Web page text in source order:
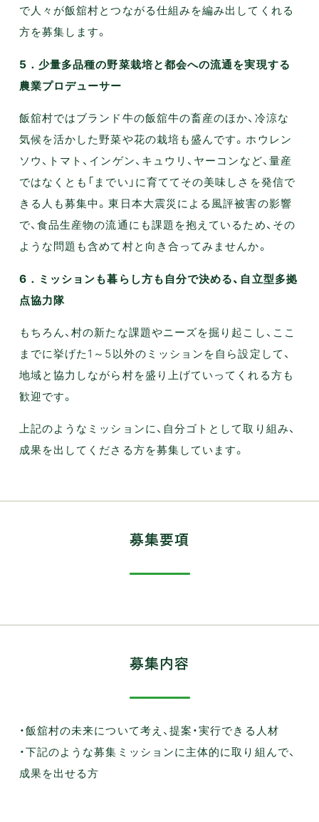
で人々が飯舘村とつながる仕組みを編み出してくれる
方を募集します。
5．少量多品種の野菜栽培と都会への流通を実現する
農業プロデューサー
飯舘村ではブランド牛の飯舘牛の畜産のほか、冷涼な
気候を活かした野菜や花の栽培も盛んです。ホウレン
ソウ、トマト、インゲン、キュウリ、ヤーコンなど、量産
ではなくとも「までい」に育ててその美味しさを発信で
きる人も募集中。東日本大震災による風評被害の影響
で、食品生産物の流通にも課題を抱えているため、その
ような問題も含めて村と向き合ってみませんか。
6．ミッションも暮らし方も自分で決める、自立型多拠
点協力隊
もちろん、村の新たな課題やニーズを掘り起こし、ここ
までに挙げた1～5以外のミッションを自ら設定して、
地域と協力しながら村を盛り上げていってくれる方も
歓迎です。
上記のようなミッションに、自分ゴトとして取り組み、
成果を出してくださる方を募集しています。
募集要項
募集内容
・飯舘村の未来について考え、提案・実行できる人材
・下記のような募集ミッションに主体的に取り組んで、
成果を出せる方